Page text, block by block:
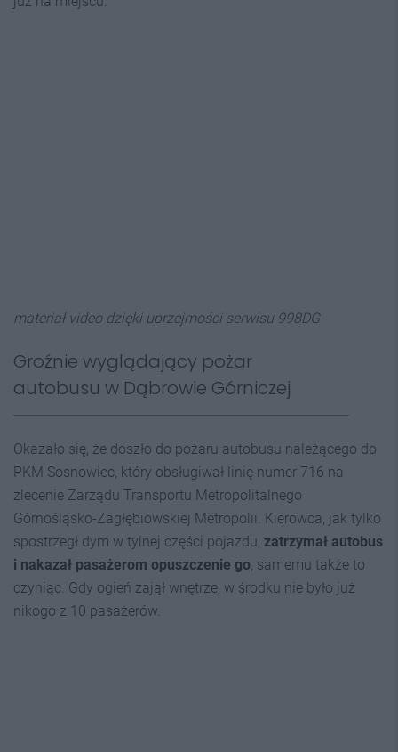
materiał video dzięki uprzejmości serwisu 998DG
Groźnie wyglądający pożar
autobusu w Dąbrowie Górniczej
Okazało się, że doszło do pożaru autobusu należącego do
PKM Sosnowiec, który obsługiwał linię numer 716 na
zlecenie Zarządu Transportu Metropolitalnego
Górnośląsko-Zagłębiowskiej Metropolii. Kierowca, jak tylko
spostrzegł dym w tylnej części pojazdu, zatrzymał autobus
i nakazał pasażerom opuszczenie go, samemu także to
czyniąc. Gdy ogień zajął wnętrze, w środku nie było już
nikogo z 10 pasażerów.